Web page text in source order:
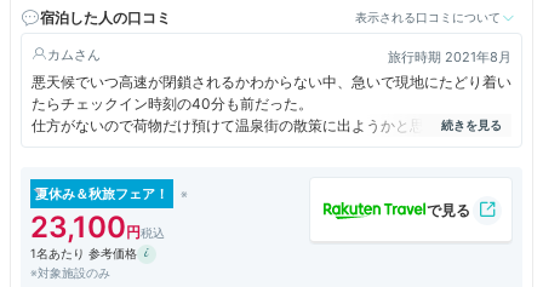
宿泊した人の口コミ
表示される口コミについて
カム 旅行時期 2021年8月
悪天候でいつ高速が閉鎖されるかわからない中、急いで現地にたどり着い
たらチェックイン時刻の40分も前だった。
仕方がないので荷物だけ預けて温泉街の散策に出ようかと思ったが、快く
部屋に通していただき大変ありがたかった。
るタイプ。 殺菌、循環、加水加温はちょっと残念だが、大きな旅館だか
ら仕方がない。
露天は屋根付きで雨を気にせず入れてよかった。
3階に温泉ではないが貸切展望風呂があり、目の前に浜名湖の遊覧船やロ
ープーウエイの行き交うのを見ながら湯あみできる。
夏休み＆秋旅フェア！
23,100
1名あたり 参考価格
※対象施設のみ